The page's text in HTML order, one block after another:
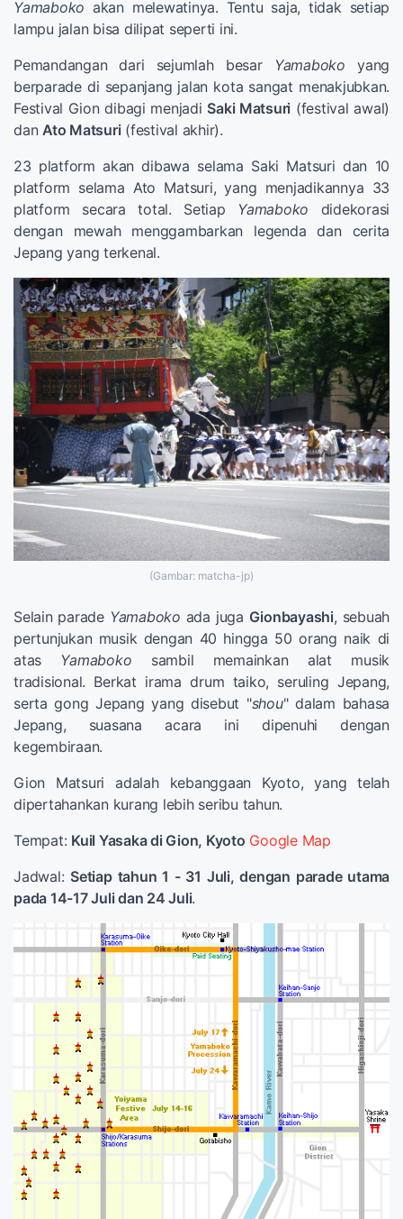
Yamaboko akan melewatinya. Tentu saja, tidak setiap
lampu jalan bisa dilipat seperti ini.
Pemandangan dari sejumlah besar Yamaboko yang
berparade di sepanjang jalan kota sangat menakjubkan.
Festival Gion dibagi menjadi Saki Matsuri (festival awal)
dan Ato Matsuri (festival akhir).
23 platform akan dibawa selama Saki Matsuri dan 10
platform selama Ato Matsuri, yang menjadikannya 33
platform secara total. Setiap Yamaboko didekorasi
dengan mewah menggambarkan legenda dan cerita
Jepang yang terkenal.
(Gambar: matcha-jp)
Selain parade Yamaboko ada juga Gionbayashi, sebuah
pertunjukan musik dengan 40 hingga 50 orang naik di
atas Yamaboko sambil memainkan alat musik
tradisional. Berkat irama drum taiko, seruling Jepang,
serta gong Jepang yang disebut "shou" dalam bahasa
Jepang, suasana acara ini dipenuhi dengan
kegembiraan.
Gion Matsuri adalah kebanggaan Kyoto, yang telah
dipertahankan kurang lebih seribu tahun.
Tempat: Kuil Yasaka di Gion, Kyoto Google Map
Jadwal: Setiap tahun 1 - 31 Juli, dengan parade utama
pada 14-17 Juli dan 24 Juli.